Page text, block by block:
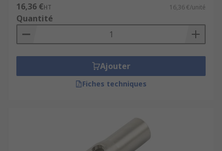
16,36 €HT 16,36 €/unité
Quantité
Ajouter
Fiches techniques